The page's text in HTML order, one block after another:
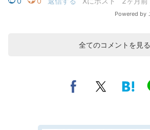
全てのコメントを見る